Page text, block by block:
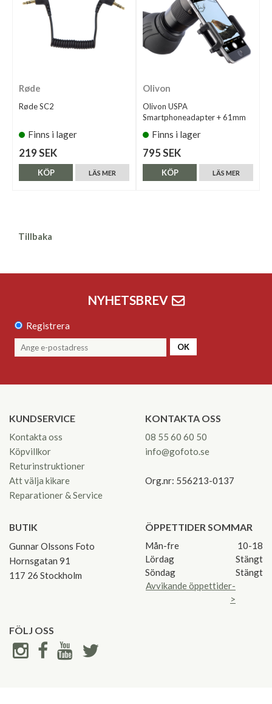
Røde
Røde SC2
Finns i lager
219 SEK
LÄS MER
KÖP
Olivon
Olivon USPA
Smartphoneadapter + 61mm
Finns i lager
795 SEK
LÄS MER
KÖP
Tillbaka
NYHETSBREV
Registrera
OK
KUNDSERVICE
Kontakta oss
Köpvillkor
Returinstruktioner
Att välja kikare
Reparationer & Service
KONTAKTA OSS
08 55 60 60 50
info@gofoto.se
Org.nr: 556213-0137
BUTIK
Gunnar Olssons Foto
Hornsgatan 91
117 26 Stockholm
ÖPPETTIDER SOMMAR
Mån-fre
10-18
Lördag
Stängt
Söndag
Stängt
Avvikande öppettider-
>
FÖLJ OSS